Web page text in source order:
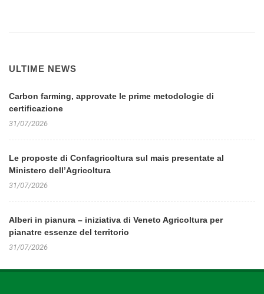
ULTIME NEWS
Carbon farming, approvate le prime metodologie di
certificazione
31/07/2026
Le proposte di Confagricoltura sul mais presentate al
Ministero dell’Agricoltura
31/07/2026
Alberi in pianura – iniziativa di Veneto Agricoltura per
pianatre essenze del territorio
31/07/2026